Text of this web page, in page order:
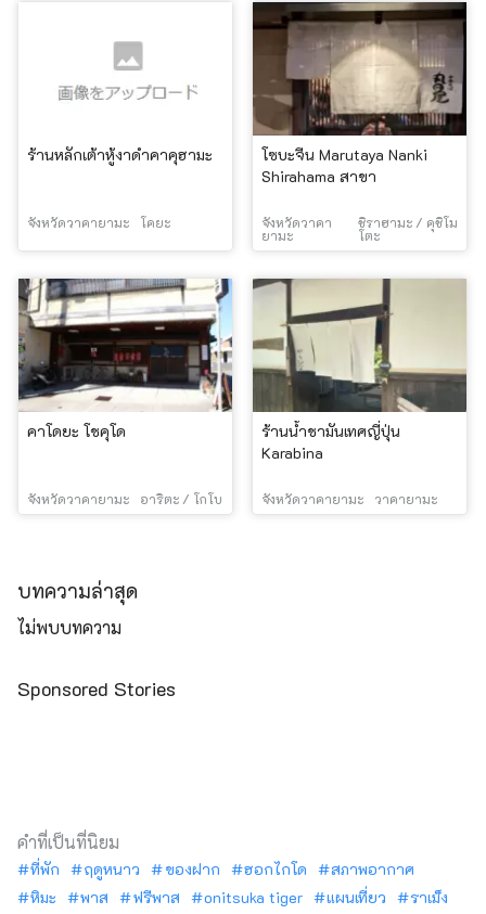
ร้านหลักเต้าหู้งาดำคาคุฮามะ
จังหวัดวาคายามะ โคยะ
โซบะจีน Marutaya Nanki
Shirahama สาขา
จังหวัดวาคา
ยามะ
ชิราฮามะ / คุชิโม
โตะ
คาโดยะ โชคุโด
จังหวัดวาคายามะ อาริตะ / โกโบ
ร้านน้ำชามันเทศญี่ปุ่น
Karabina
จังหวัดวาคายามะ วาคายามะ
บทความล่าสุด
ไม่พบบทความ
Sponsored Stories
คำที่เป็นที่นิยม
ที่พัก ฤดูหนาว ของฝาก ฮอกไกโด
สภาพอากาศ
หิมะ
พาส ฟรีพาส onitsuka tiger แผนเที่ยว
ราเม็ง